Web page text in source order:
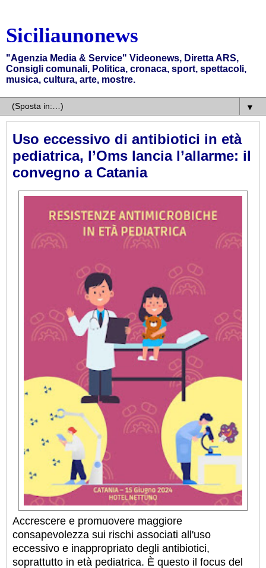
Siciliaunonews
"Agenzia Media & Service" Videonews, Diretta ARS,
Consigli comunali, Politica, cronaca, sport, spettacoli,
musica, cultura, arte, mostre.
▼
Uso eccessivo di antibiotici in età
pediatrica, l’Oms lancia l’allarme: il
convegno a Catania
Accrescere e promuovere maggiore
consapevolezza sui rischi associati all'uso
eccessivo e inappropriato degli antibiotici,
soprattutto in età pediatrica. È questo il focus del